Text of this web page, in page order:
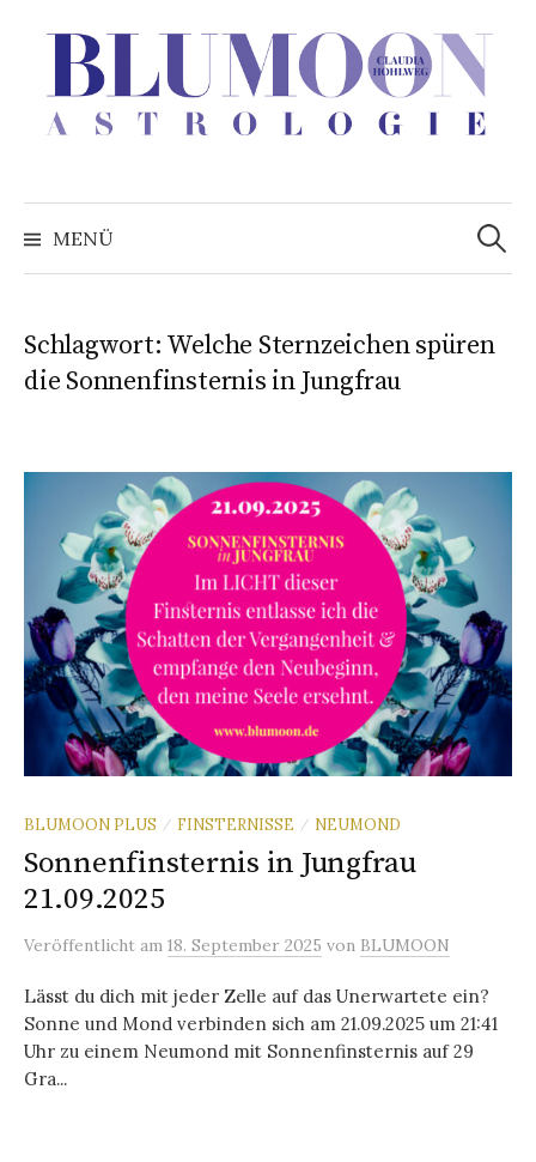
überspringen
MENÜ
Suchen
nach:
Schlagwort: Welche Sternzeichen spüren
die Sonnenfinsternis in Jungfrau
BLUMOON PLUS / FINSTERNISSE / NEUMOND
Sonnenfinsternis in Jungfrau
21.09.2025
Veröffentlicht am 18. September 2025 von BLUMOON
Lässt du dich mit jeder Zelle auf das Unerwartete ein?
Sonne und Mond verbinden sich am 21.09.2025 um 21:41
Uhr zu einem Neumond mit Sonnenfinsternis auf 29
Gra...